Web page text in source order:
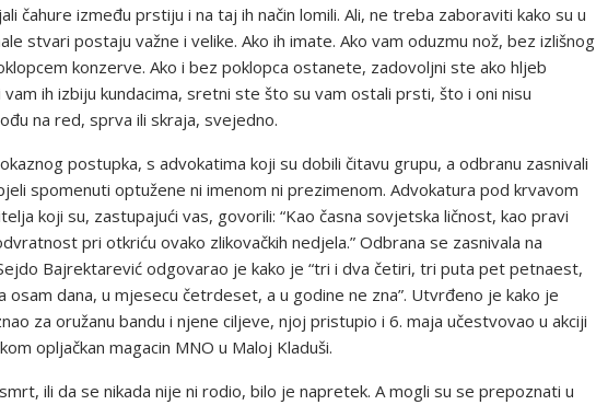
čahure između prstiju i na taj ih način lomili. Ali, ne treba zaboraviti kako su u
stvari postaju važne i velike. Ako ih imate. Ako vam oduzmu nož, bez izlišnog
konzerve. Ako i bez poklopca ostanete, zadovoljni ste ako hljeb
ih izbiju kundacima, sretni ste što su vam ostali prsti, što i oni nisu
na red, sprva ili skraja, svejedno.
postupka, s advokatima koji su dobili čitavu grupu, a odbranu zasnivali
spomenuti optužene ni imenom ni prezimenom. Advokatura pod krvavom
koji su, zastupajući vas, govorili: “Kao časna sovjetska ličnost, kao pravi
pri otkriću ovako zlikovačkih nedjela.” Odbrana se zasnivala na
Bajrektarević odgovarao je kako je “tri i dva četiri, tri puta pet petnaest,
dana, u mjesecu četrdeset, a u godine ne zna”. Utvrđeno je kako je
za oružanu bandu i njene ciljeve, njoj pristupio i 6. maja učestvovao u akciji
opljačkan magacin MNO u Maloj Kladuši.
ili da se nikada nije ni rodio, bilo je napretek. A mogli su se prepoznati u